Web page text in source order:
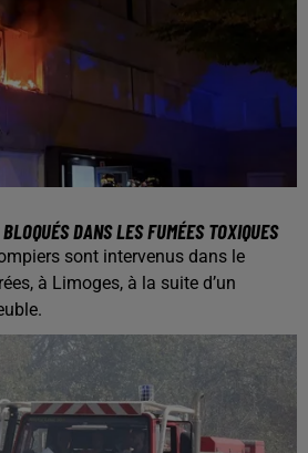
DANS LES FUMÉES TOXIQUES
sont intervenus dans le
à Limoges, à la suite d’un